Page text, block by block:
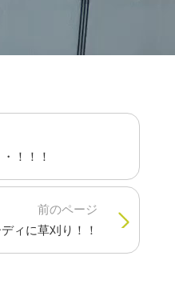
！！！
前のページ
ィに草刈り！！